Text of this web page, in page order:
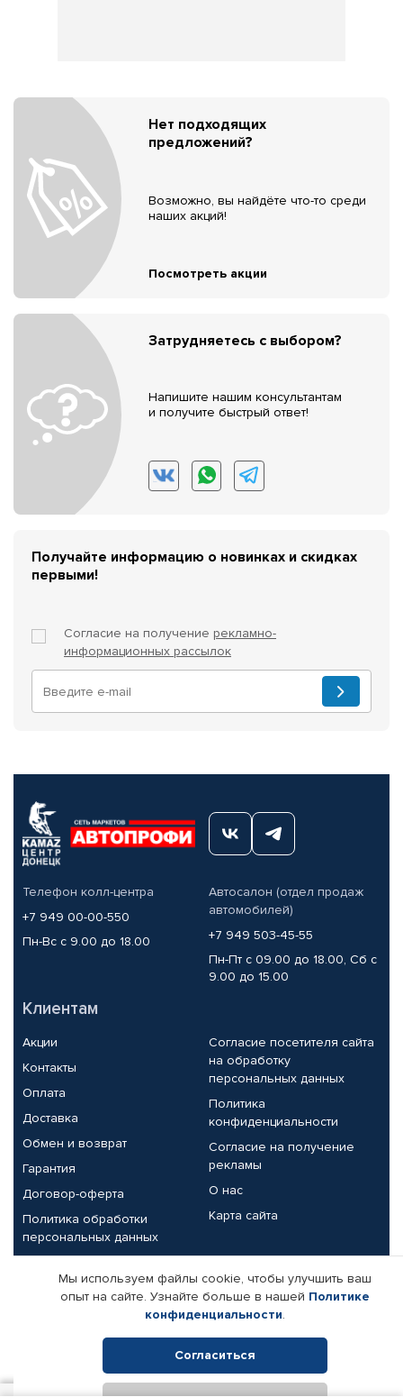
Нет подходящих
предложений?
Возможно, вы найдёте что-то среди
наших акций!
Посмотреть акции
Затрудняетесь с выбором?
Напишите нашим консультантам
и получите быстрый ответ!
Получайте информацию о новинках и скидках
первыми!
Согласие на получение рекламно-
информационных рассылок
Телефон колл-центра
+7 949 00-00-550
Пн-Вс с 9.00 до 18.00
Автосалон (отдел продаж
автомобилей)
+7 949 503-45-55
Пн-Пт с 09.00 до 18.00, Сб с
9.00 до 15.00
Клиентам
Акции
Контакты
Оплата
Доставка
Обмен и возврат
Гарантия
Договор-оферта
Политика обработки
персональных данных
Согласие посетителя сайта
на обработку
персональных данных
Политика
конфиденциальности
Согласие на получение
рекламы
О нас
Карта сайта
Партнерам
Корпоративным клиентам
Поставщикам
Реквизиты компании
Мы используем файлы cookie, чтобы улучшить ваш
опыт на сайте. Узнайте больше в нашей Политике
конфиденциальности.
Согласиться